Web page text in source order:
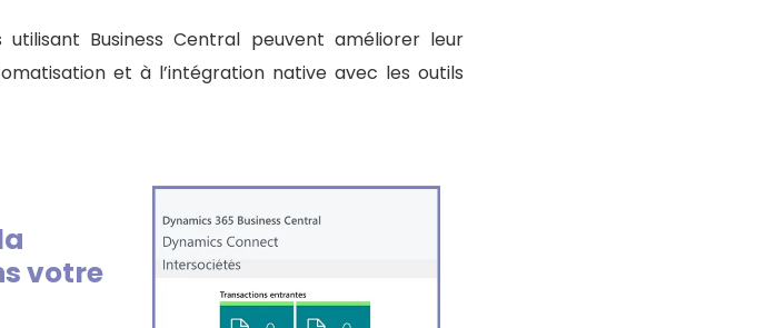
Business Central peuvent améliorer leur
et à l’intégration native avec les outils
votre